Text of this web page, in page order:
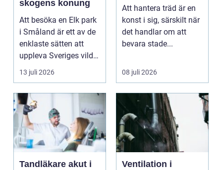
skogens konung
Att besöka en Elk park
i Småland är ett av de
enklaste sätten att
uppleva Sveriges vilda
hjärta på n...
13 juli 2026
Att hantera träd är en
konst i sig, särskilt när
det handlar om att
bevara stade...
08 juli 2026
Tandläkare akut i
Ventilation i